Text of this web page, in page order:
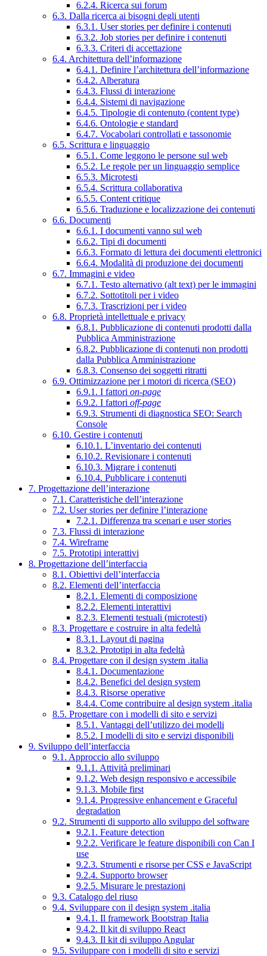
6.2.4. Ricerca sui forum
6.3. Dalla ricerca ai bisogni degli utenti
6.3.1. User stories per definire i contenuti
6.3.2. Job stories per definire i contenuti
6.3.3. Criteri di accettazione
6.4. Architettura dell’informazione
6.4.1. Definire l’architettura dell’informazione
6.4.2. Alberatura
6.4.3. Flussi di interazione
6.4.4. Sistemi di navigazione
6.4.5. Tipologie di contenuto (content type)
6.4.6. Ontologie e standard
6.4.7. Vocabolari controllati e tassonomie
6.5. Scrittura e linguaggio
6.5.1. Come leggono le persone sul web
6.5.2. Le regole per un linguaggio semplice
6.5.3. Microtesti
6.5.4. Scrittura collaborativa
6.5.5. Content critique
6.5.6. Traduzione e localizzazione dei contenuti
6.6. Documenti
6.6.1. I documenti vanno sul web
6.6.2. Tipi di documenti
6.6.3. Formato di lettura dei documenti elettronici
6.6.4. Modalità di produzione dei documenti
6.7. Immagini e video
6.7.1. Testo alternativo (alt text) per le immagini
6.7.2. Sottotitoli per i video
6.7.3. Trascrizioni per i video
6.8. Proprietà intellettuale e privacy
6.8.1. Pubblicazione di contenuti prodotti dalla
Pubblica Amministrazione
6.8.2. Pubblicazione di contenuti non prodotti
dalla Pubblica Amministrazione
6.8.3. Consenso dei soggetti ritratti
6.9. Ottimizzazione per i motori di ricerca (SEO)
6.9.1. I fattori on-page
6.9.2. I fattori off-page
6.9.3. Strumenti di diagnostica SEO: Search
Console
6.10. Gestire i contenuti
6.10.1. L’inventario dei contenuti
6.10.2. Revisionare i contenuti
6.10.3. Migrare i contenuti
6.10.4. Pubblicare i contenuti
7. Progettazione dell’interazione
7.1. Caratteristiche dell’interazione
7.2. User stories per definire l’interazione
7.2.1. Differenza tra scenari e user stories
7.3. Flussi di interazione
7.4. Wireframe
7.5. Prototipi interattivi
8. Progettazione dell’interfaccia
8.1. Obiettivi dell’interfaccia
8.2. Elementi dell’interfaccia
8.2.1. Elementi di composizione
8.2.2. Elementi interattivi
8.2.3. Elementi testuali (microtesti)
8.3. Progettare e costruire in alta fedeltà
8.3.1. Layout di pagina
8.3.2. Prototipi in alta fedeltà
8.4. Progettare con il design system .italia
8.4.1. Documentazione
8.4.2. Benefici del design system
8.4.3. Risorse operative
8.4.4. Come contribuire al design system .italia
8.5. Progettare con i modelli di sito e servizi
8.5.1. Vantaggi dell’utilizzo dei modelli
8.5.2. I modelli di sito e servizi disponibili
9. Sviluppo dell’interfaccia
9.1. Approccio allo sviluppo
9.1.1. Attività preliminari
9.1.2. Web design responsivo e accessibile
9.1.3. Mobile first
9.1.4. Progressive enhancement e Graceful
degradation
9.2. Strumenti di supporto allo sviluppo del software
9.2.1. Feature detection
9.2.2. Verificare le feature disponibili con Can I
use
9.2.3. Strumenti e risorse per CSS e JavaScript
9.2.4. Supporto browser
9.2.5. Misurare le prestazioni
9.3. Catalogo del riuso
9.4. Sviluppare con il design system .italia
9.4.1. Il framework Bootstrap Italia
9.4.2. Il kit di sviluppo React
9.4.3. Il kit di sviluppo Angular
9.5. Sviluppare con i modelli di sito e servizi